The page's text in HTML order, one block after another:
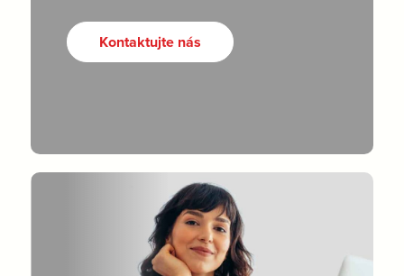
Kontaktujte nás